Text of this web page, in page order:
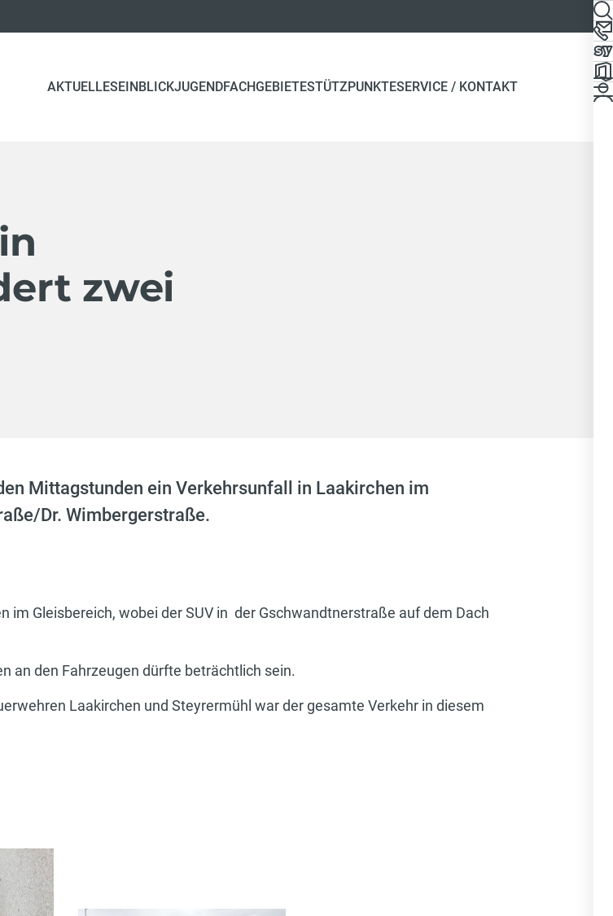
AKTUELLESEINBLICKJUGENDFACHGEBIETESTÜTZPUNKTESERVICE / KONTAKT
zwei
Mittagstunden ein Verkehrsunfall in Laakirchen im
Dr. Wimbergerstraße.
Gleisbereich, wobei der SUV in der Gschwandtnerstraße auf dem Dach
an den Fahrzeugen dürfte beträchtlich sein.
Laakirchen und Steyrermühl war der gesamte Verkehr in diesem